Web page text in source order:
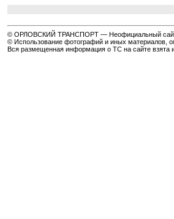
© ОРЛОВСКИЙ ТРАНСПОРТ — Неофициальный сайт
© Использование фотографий и иных материалов,
Вся размещенная информация о ТС на сайте взята